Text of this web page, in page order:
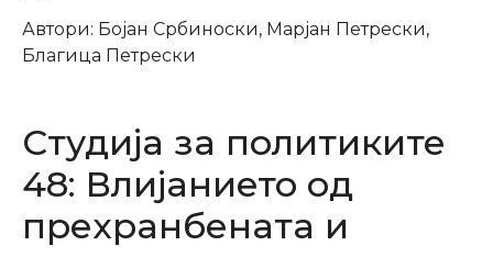
Автори: Бојан Србиноски, Марјан Петрески,
Благица Петрески
Студија за политиките
48: Влијанието од
прехранбената и